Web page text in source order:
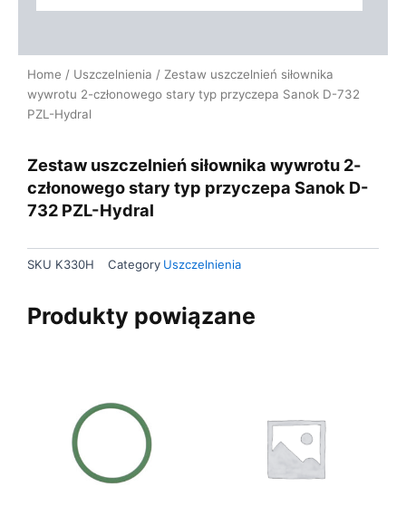
Home / Uszczelnienia / Zestaw uszczelnień siłownika
wywrotu 2-członowego stary typ przyczepa Sanok D-732
PZL-Hydral
Zestaw uszczelnień siłownika wywrotu 2-
członowego stary typ przyczepa Sanok D-
732 PZL-Hydral
SKU K330H Category Uszczelnienia
Produkty powiązane